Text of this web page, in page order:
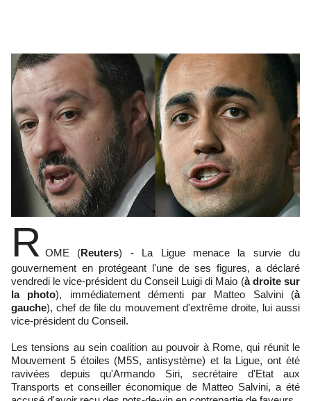
R OME (Reuters) - La Ligue menace la survie du
gouvernement en protégeant l'une de ses figures, a déclaré
vendredi le vice-président du Conseil Luigi di Maio (à droite sur
la photo), immédiatement démenti par Matteo Salvini (à
gauche), chef de file du mouvement d'extrême droite, lui aussi
vice-président du Conseil.
Les tensions au sein coalition au pouvoir à Rome, qui réunit le
Mouvement 5 étoiles (M5S, antisystème) et la Ligue, ont été
ravivées depuis qu'Armando Siri, secrétaire d'Etat aux
Transports et conseiller économique de Matteo Salvini, a été